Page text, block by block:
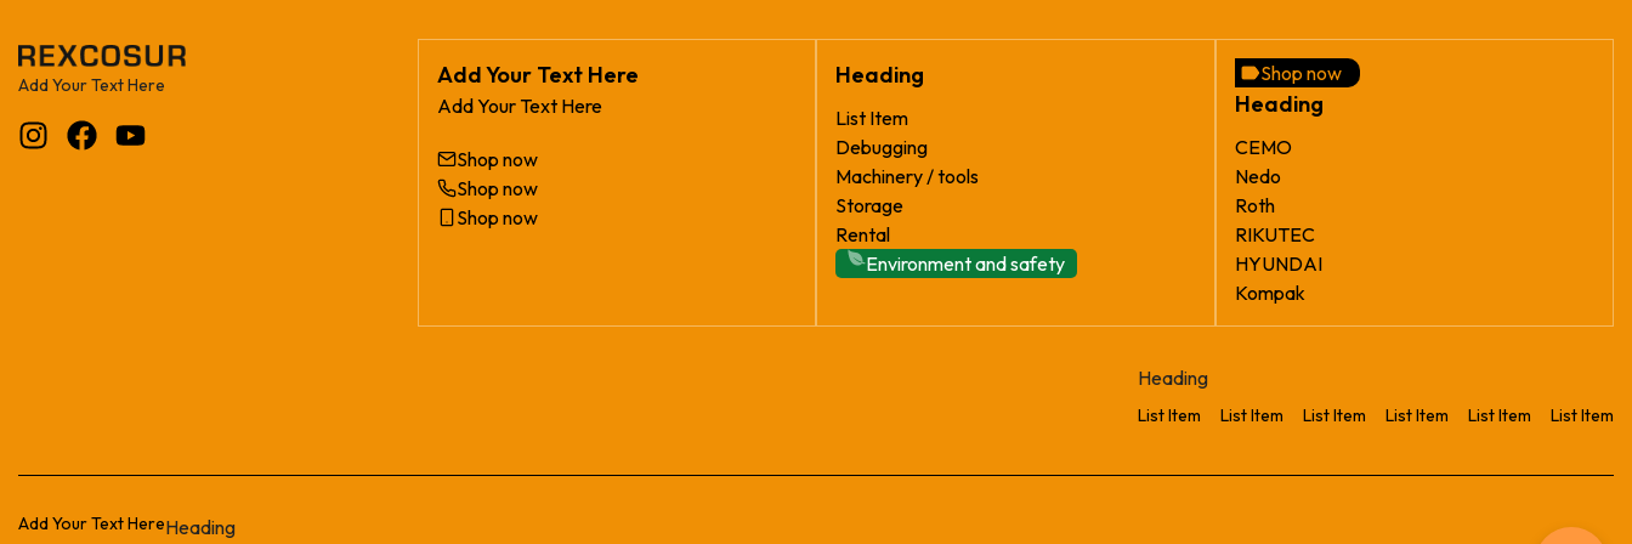
Add Your Text Here Add Your Text Here
Add Your Text Here
Shop now
Shop now
Shop now
Heading
List Item
Debugging
Machinery / tools
Storage
Rental
Environment and safety
Shop now
Heading
CEMO
Nedo
Roth
RIKUTEC
HYUNDAI
Kompak
Heading
List Item List Item List Item List Item List Item List Item
Add Your Text HereHeading